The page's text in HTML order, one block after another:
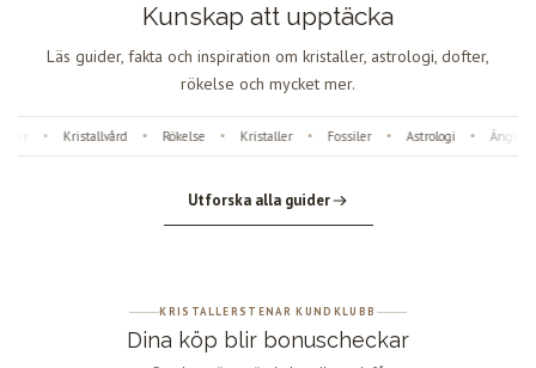
Kunskap att upptäcka
Läs guider, fakta och inspiration om kristaller, astrologi, dofter,
rökelse och mycket mer.
• Kristallvård • Rökelse • Kristaller • Fossiler • Astrologi •
Utforska alla guider
KRISTALLERSTENAR KUNDKLUBB
Dina köp blir bonuscheckar